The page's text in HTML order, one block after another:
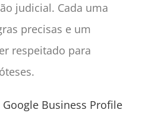
judicial. Cada uma
precisas e um
respeitado para
Google Business Profile